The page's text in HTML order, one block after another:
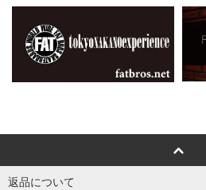
返品について